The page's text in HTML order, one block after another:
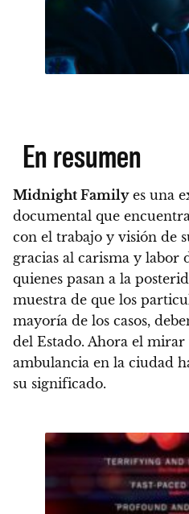
En resumen
Midnight Familyes una
documental que
con el trabajo y visión de
gracias al carisma y labor
quienes pasan a la
muestra de que los
mayoría de los casos,
del Estado. Ahora el
ambulancia en la ciudad
su significado.